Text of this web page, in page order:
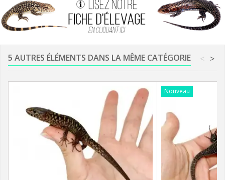
5 AUTRES ÉLÉMENTS DANS LA MÊME CATÉGORIE >
<
Nouveau